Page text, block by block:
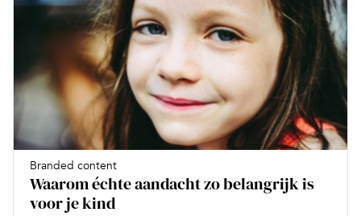
Branded content
Waarom échte aandacht zo belangrijk is
voor je kind